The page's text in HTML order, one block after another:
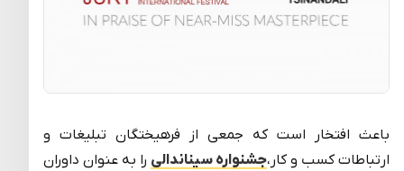
باعث افتخار است که جمعی از فرهیختگان تبلیغات و
ارتباطات کسب و کار،جشنواره سیناندالی را به عنوان داوران